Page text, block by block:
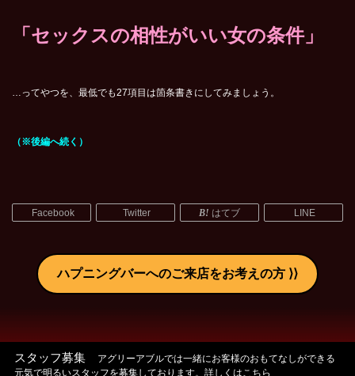
「セックスの相性がいい女の条件」
…ってやつを、最低でも27項目は箇条書きにしてみましょう。
（※後編へ続く）
Facebook Twitter はてブ LINE
ハプニングバーへのご来店をお考えの方
スタッフ募集
アグリーアブルでは一緒にお客様のおもてなしができる
元気で明るいスタッフを募集しております。詳しくはこちら